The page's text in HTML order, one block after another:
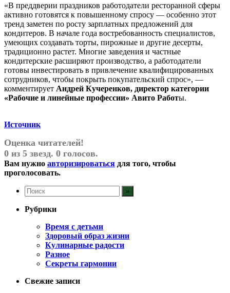
«В преддверии праздников работодатели ресторанной сферы
активно готовятся к повышенному спросу — особенно этот
тренд заметен по росту зарплатных предложений для
кондитеров. В начале года востребованность специалистов,
умеющих создавать торты, пирожные и другие десерты,
традиционно растет. Многие заведения и частные
кондитерские расширяют производство, а работодатели
готовы инвестировать в привлечение квалифицированных
сотрудников, чтобы покрыть покупательский спрос», —
комментирует Андрей Кучеренков, директор категории
«Рабочие и линейные профессии» Авито Работы.
Источник
Оценка читателей!
0 из 5 звезд. 0 голосов.
Вам нужно авторизироваться для того, чтобы
проголосовать.
Рубрики
Время с детьми
Здоровый образ жизни
Кулинарные радости
Разное
Секреты гармонии
Свежие записи